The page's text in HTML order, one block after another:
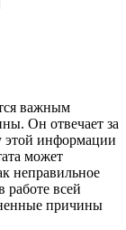
важным
Он отвечает за
этой информации
может
неправильное
работе всей
причины